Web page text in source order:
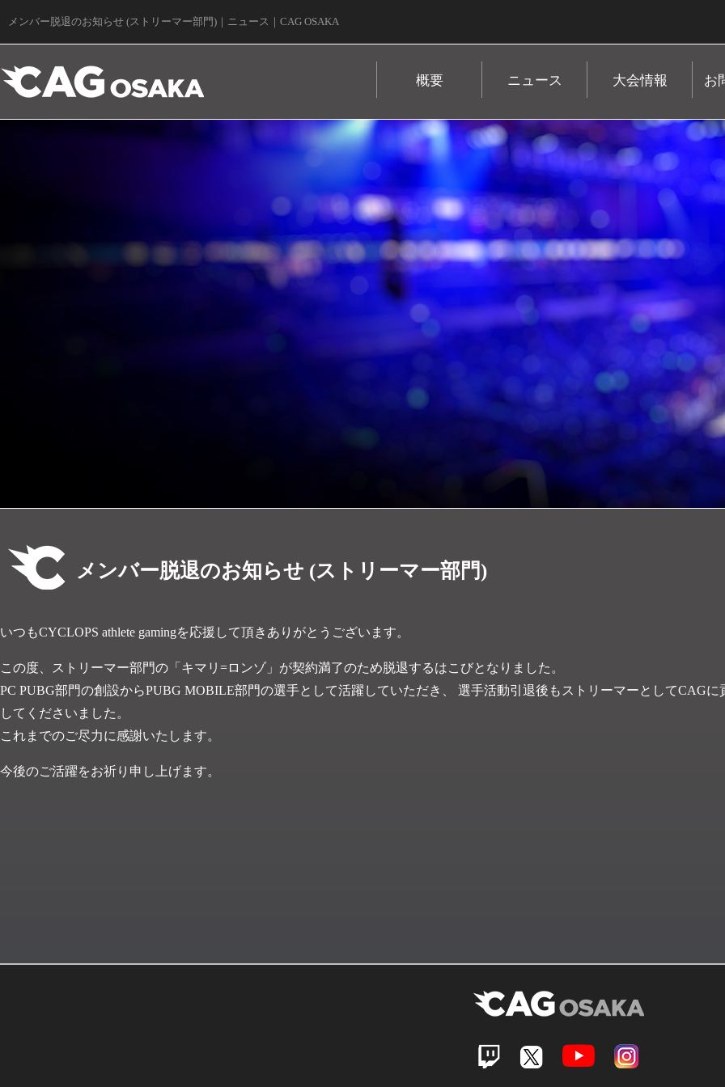
メンバー脱退のお知らせ (ストリーマー部門)｜ニュース｜CAG OSAKA
概要 ニュース 大会情報 お
メンバー脱退のお知らせ (ストリーマー部門)
いつもCYCLOPS athlete gamingを応援して頂きありがとうございます。
この度、ストリーマー部門の「キマリ=ロンゾ」が契約満了のため脱退するはこびとなりました。
PC PUBG部門の創設からPUBG MOBILE部門の選手として活躍していただき、 選手活動引退後もストリーマーとしてCAGに
してくださいました。
これまでのご尽力に感謝いたします。
今後のご活躍をお祈り申し上げます。